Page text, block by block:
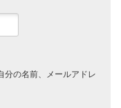
分の名前、メールアドレ